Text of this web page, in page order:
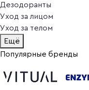
Дезодоранты
Уход за лицом
Уход за телом
Ещё
Популярные бренды